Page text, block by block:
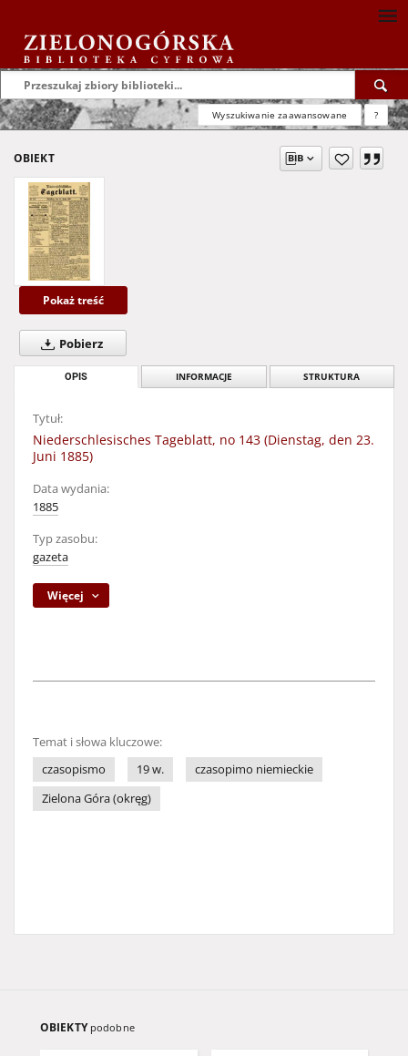
Wyszukiwanie zaawansowane ?
OBIEKT
Pokaż treść
Pobierz
OPIS INFORMACJE STRUKTURA
Tytuł:
Niederschlesisches Tageblatt, no 143 (Dienstag, den 23.
Juni 1885)
Data wydania:
1885
Typ zasobu:
gazeta
Więcej
Temat i słowa kluczowe:
czasopismo
19 w.
czasopimo niemieckie
Zielona Góra (okręg)
OBIEKTY podobne